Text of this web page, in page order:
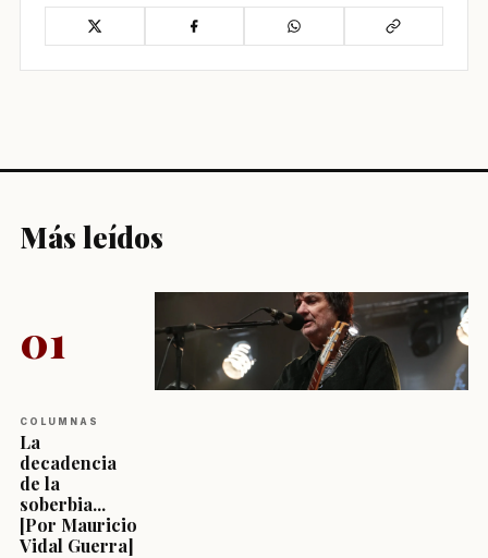
Más leídos
01
COLUMNAS
La
decadencia
de la
soberbia...
[Por Mauricio
Vidal Guerra]